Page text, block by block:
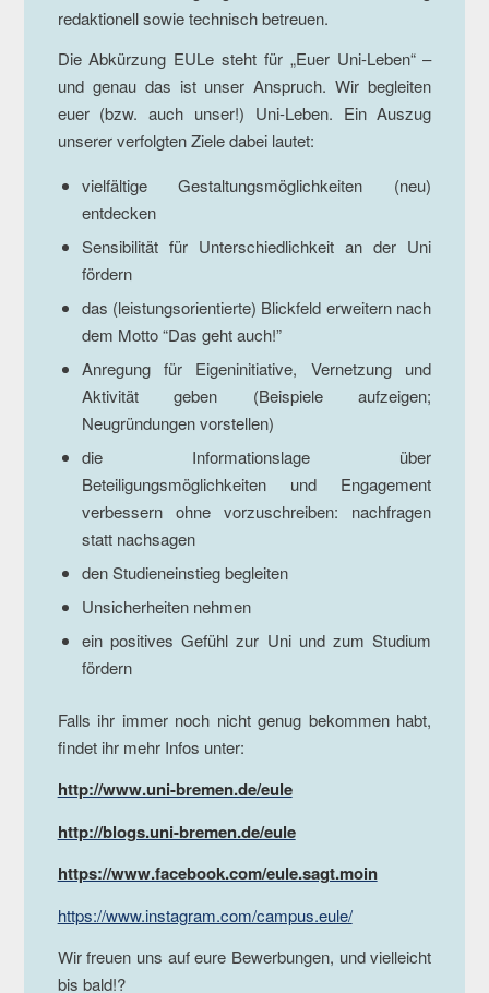
redaktionell sowie technisch betreuen.
Die Abkürzung EULe steht für „Euer Uni-Leben“ –
und genau das ist unser Anspruch. Wir begleiten
euer (bzw. auch unser!) Uni-Leben. Ein Auszug
unserer verfolgten Ziele dabei lautet:
vielfältige Gestaltungsmöglichkeiten (neu)
entdecken
Sensibilität für Unterschiedlichkeit an der Uni
fördern
das (leistungsorientierte) Blickfeld erweitern nach
dem Motto “Das geht auch!”
Anregung für Eigeninitiative, Vernetzung und
Aktivität geben (Beispiele aufzeigen;
Neugründungen vorstellen)
die Informationslage über
Beteiligungsmöglichkeiten und Engagement
verbessern ohne vorzuschreiben: nachfragen
statt nachsagen
den Studieneinstieg begleiten
Unsicherheiten nehmen
ein positives Gefühl zur Uni und zum Studium
fördern
Falls ihr immer noch nicht genug bekommen habt,
findet ihr mehr Infos unter:
http://www.uni-bremen.de/eule
http://blogs.uni-bremen.de/eule
https://www.facebook.com/eule.sagt.moin
https://www.instagram.com/campus.eule/
Wir freuen uns auf eure Bewerbungen, und vielleicht
bis bald!?